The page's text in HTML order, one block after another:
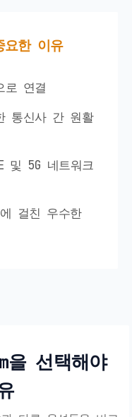
요한 이유
로 연결
통신사 간 원활
및 5G 네트워크
걸친 우수한
선택해야